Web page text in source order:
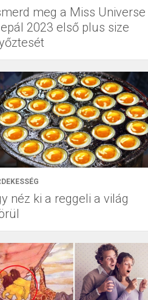
meg a Miss Universe
2023 első plus size
néz ki a reggeli a világ